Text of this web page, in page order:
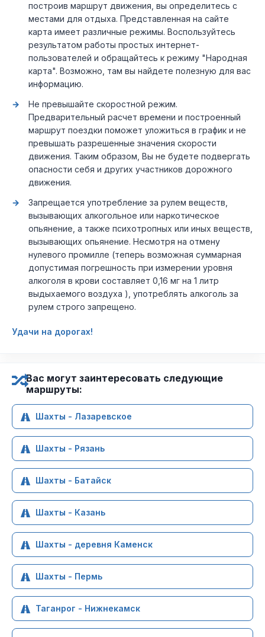
построив маршрут движения, вы определитесь с
местами для отдыха. Представленная на сайте
карта имеет различные режимы. Воспользуйтесь
результатом работы простых интернет-
пользователей и обращайтесь к режиму "Народная
карта". Возможно, там вы найдете полезную для вас
информацию.
Не превышайте скоростной режим.
Предварительный расчет времени и построенный
маршрут поездки поможет уложиться в график и не
превышать разрешенные значения скорости
движения. Таким образом, Вы не будете подвергать
опасности себя и других участников дорожного
движения.
Запрещается употребление за рулем веществ,
вызывающих алкогольное или наркотическое
опьянение, а также психотропных или иных веществ,
вызывающих опьянение. Несмотря на отмену
нулевого промилле (теперь возможная суммарная
допустимая погрешность при измерении уровня
алкоголя в крови составляет 0,16 мг на 1 литр
выдыхаемого воздуха ), употреблять алкоголь за
рулем строго запрещено.
Удачи на дорогах!
Вас могут заинтересовать следующие
маршруты:
Шахты - Лазаревское
Шахты - Рязань
Шахты - Батайск
Шахты - Казань
Шахты - деревня Каменск
Шахты - Пермь
Таганрог - Нижнекамск